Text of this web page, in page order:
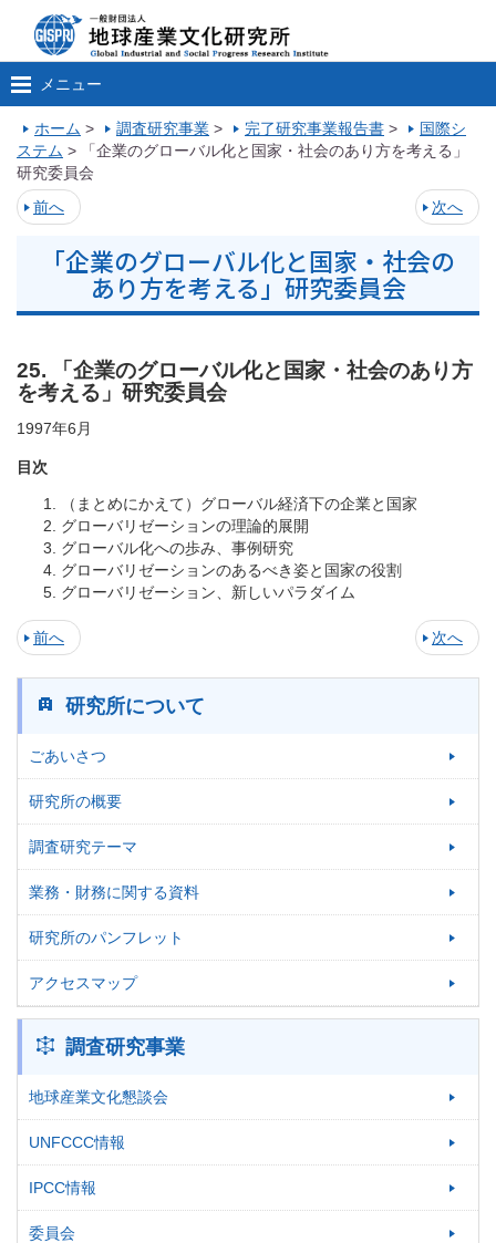
メニュー
ホーム > 調査研究事業 > 完了研究事業報告書 >
国際シ
ステム >
「企業のグローバル化と国家・社会のあり方を考える」
研究委員会
前へ
次へ
「企業のグローバル化と国家・社会の
あり方を考える」研究委員会
25. 「企業のグローバル化と国家・社会のあり方
を考える」研究委員会
1997年6月
目次
（まとめにかえて）グローバル経済下の企業と国家
グローバリゼーションの理論的展開
グローバル化への歩み、事例研究
グローバリゼーションのあるべき姿と国家の役割
グローバリゼーション、新しいパラダイム
前へ 次へ
研究所について
ごあいさつ
研究所の概要
調査研究テーマ
業務・財務に関する資料
研究所のパンフレット
アクセスマップ
調査研究事業
地球産業文化懇談会
UNFCCC情報
IPCC情報
委員会